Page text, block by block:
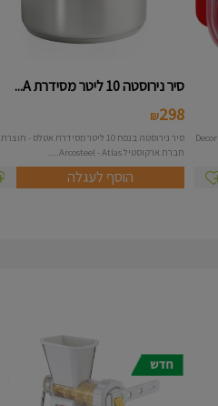
כלי להכנת ביצים עלומות במיקרוגל תוצרת חברת Decor
סיר נירוסטה 10 ליטר מסידרת A...
298
₪
סיר נירוסטה בנפח 10 ליטר מסידרת אטלס - תוצרת
חברת ארקוסטיל Arcosteel - Atlas....
הוסף לעגלה